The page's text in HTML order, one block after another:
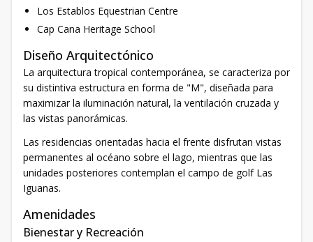
Los Establos Equestrian Centre
Cap Cana Heritage School
Diseño Arquitectónico
La arquitectura tropical contemporánea, se caracteriza por
su distintiva estructura en forma de "M", diseñada para
maximizar la iluminación natural, la ventilación cruzada y
las vistas panorámicas.
Las residencias orientadas hacia el frente disfrutan vistas
permanentes al océano sobre el lago, mientras que las
unidades posteriores contemplan el campo de golf Las
Iguanas.
Amenidades
Bienestar y Recreación